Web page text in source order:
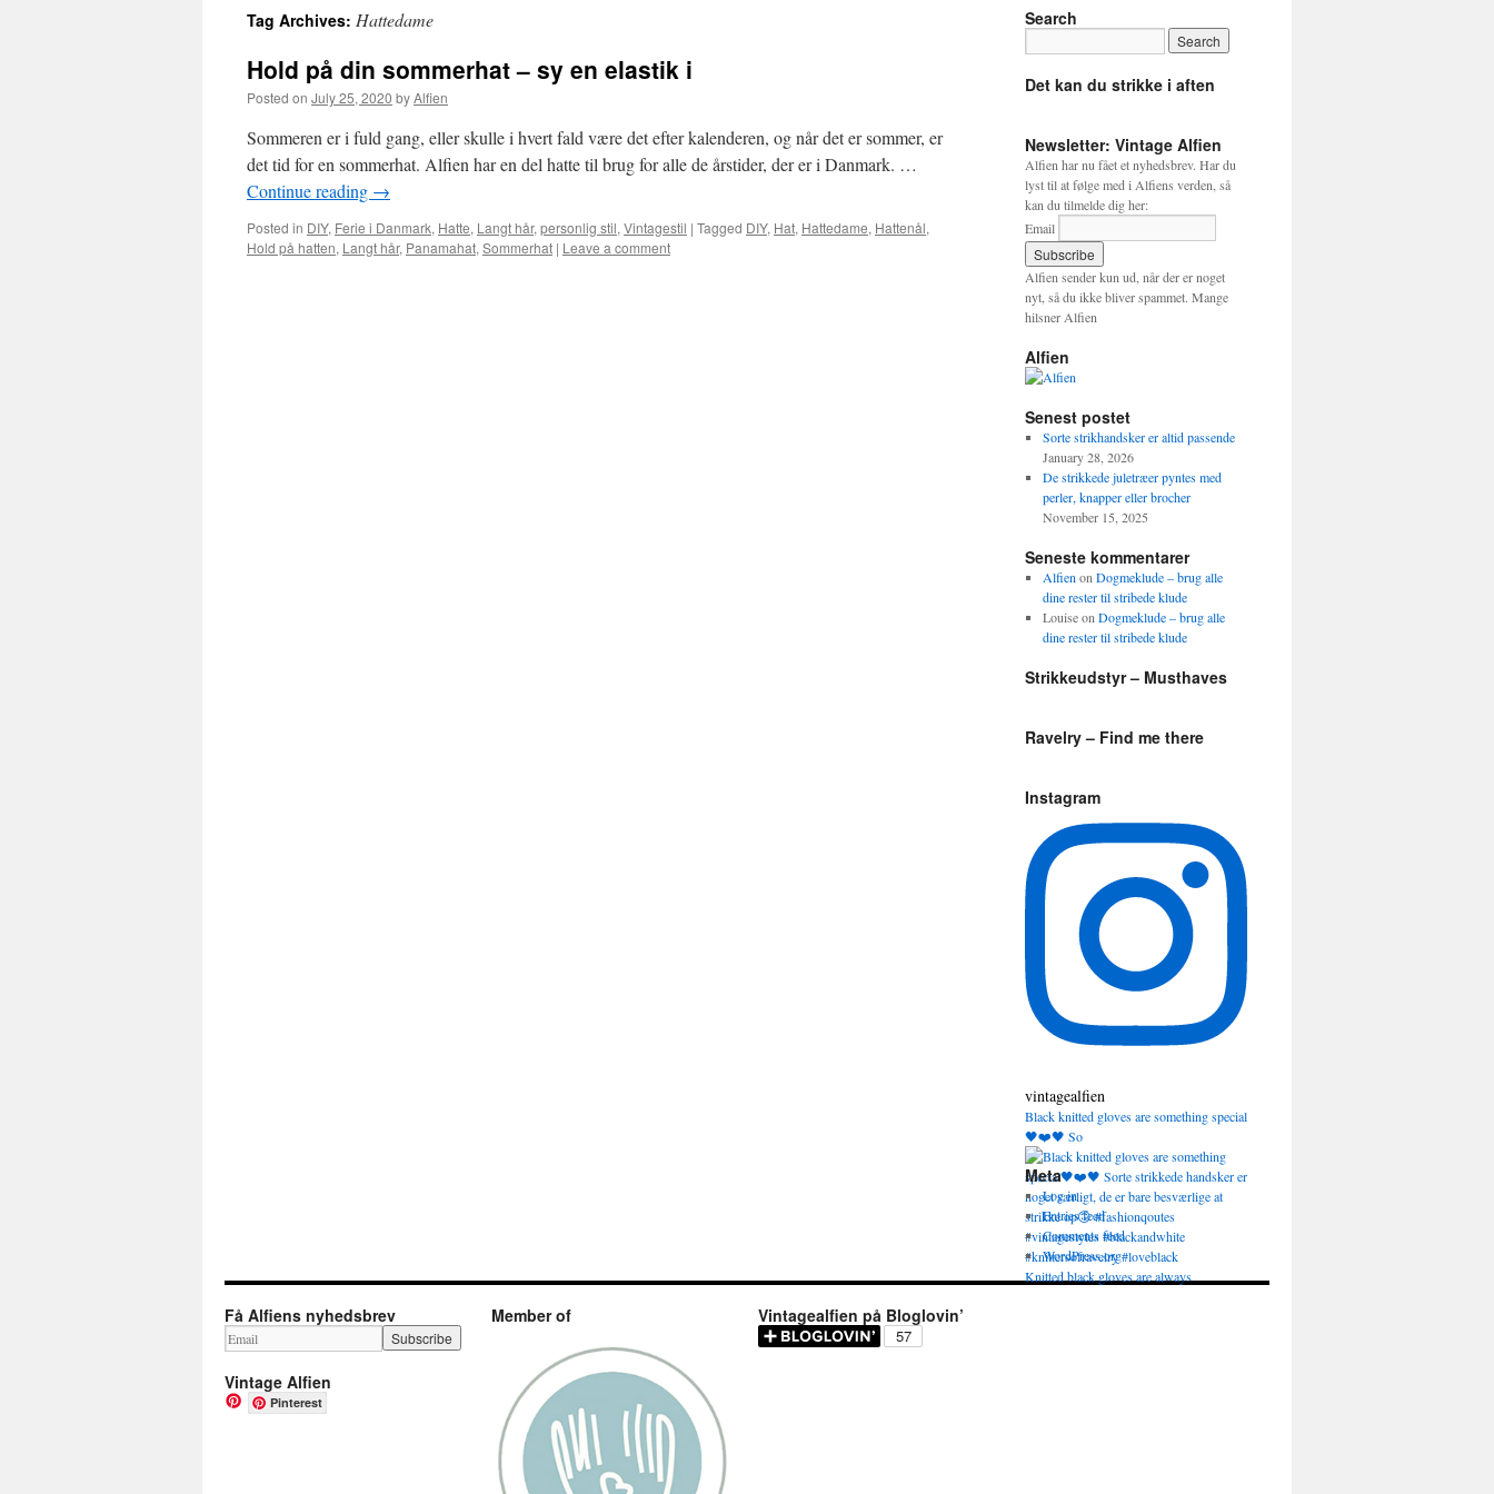
Tag Archives: Hattedame
Hold på din sommerhat – sy en elastik i
Posted on July 25, 2020 byAlfien
Sommeren er i fuld gang, eller skulle i hvert fald være det efter kalenderen, og når det er sommer, er
det tid for en sommerhat. Alfien har en del hatte til brug for alle de årstider, der er i Danmark. …
Continue reading →
Posted in DIY, Ferie i Danmark, Hatte, Langt hår, personlig stil, Vintagestil | Tagged DIY, Hat, Hattedame, Hattenål,
Hold på hatten, Langt hår, Panamahat, Sommerhat | Leave a comment
Search
Det kan du strikke i aften
Newsletter: Vintage Alfien
Alfien har nu fået et nyhedsbrev. Har du
lyst til at følge med i Alfiens verden, så
kan du tilmelde dig her:
Email
Alfien sender kun ud, når der er noget
nyt, så du ikke bliver spammet. Mange
hilsner Alfien
Alfien
Senest postet
Sorte strikhandsker er altid passende
January 28, 2026
De strikkede juletræer pyntes med
perler, knapper eller brocher
November 15, 2025
Seneste kommentarer
Alfien on Dogmeklude – brug alle
dine rester til stribede klude
Louiseon Dogmeklude – brug alle
dine rester til stribede klude
Strikkeudstyr – Musthaves
Ravelry – Find me there
Instagram
vintagealfien
Black knitted gloves are something special
🖤❤️🖤 So
Knitted black gloves are always
Meta
Log in
Entries feed
Comments feed
WordPress.org
Få Alfiens nyhedsbrev
Vintage Alfien
Pinterest
Member of Vintagealfien på Bloglovin’